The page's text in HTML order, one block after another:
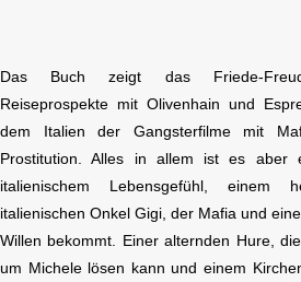
Das Buch zeigt das Friede-
Reiseprospekte mit Olivenhain und
dem Italien der Gangsterfilme mit
Prostitution. Alles in allem ist es aber
italienischem Lebensgefühl, einem
italienischen Onkel Gigi, der Mafia und
Willen bekommt. Einer alternden Hure,
um Michele lösen kann und einem